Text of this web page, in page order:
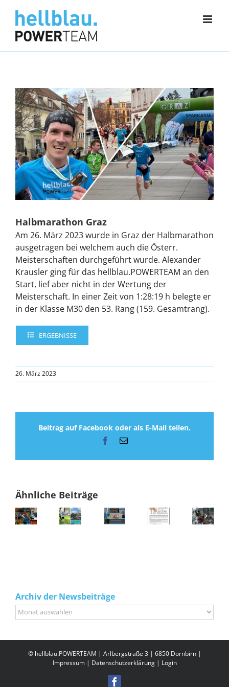
Inhalt
springen
Halbmarathon Graz
Am 26. März 2023 wurde in Graz der Halbmarathon
ausgetragen bei welchem auch die Österr.
Meisterschaften durchgeführt wurde. Alexander
Krausler ging für das hellblau.POWERTEAM an den
Start, lief aber nicht in der Wertung der
Meisterschaft. In einer Zeit von 1:28:19 h belegte er
in der Klasse M30 den 53. Rang (159. Gesamtrang).
ERGEBNISSE
26. März 2023
Beitrag auf Facebook oder als E-Mail teilen.
Facebook
E-
Ähnliche Beiträge
Archiv der Newsbeiträge
Archiv
der
© hellblau.POWERTEAM | Arlbergstraße 3 | 6850 Dornbirn |
Impressum| Datenschutzerklärung| Login